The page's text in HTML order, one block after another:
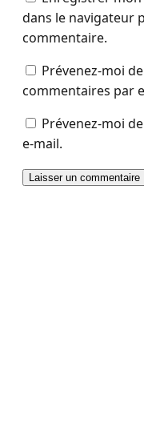
dans le navigateur
commentaire.
Prévenez-moi
commentaires par
Prévenez-moi
e-mail.